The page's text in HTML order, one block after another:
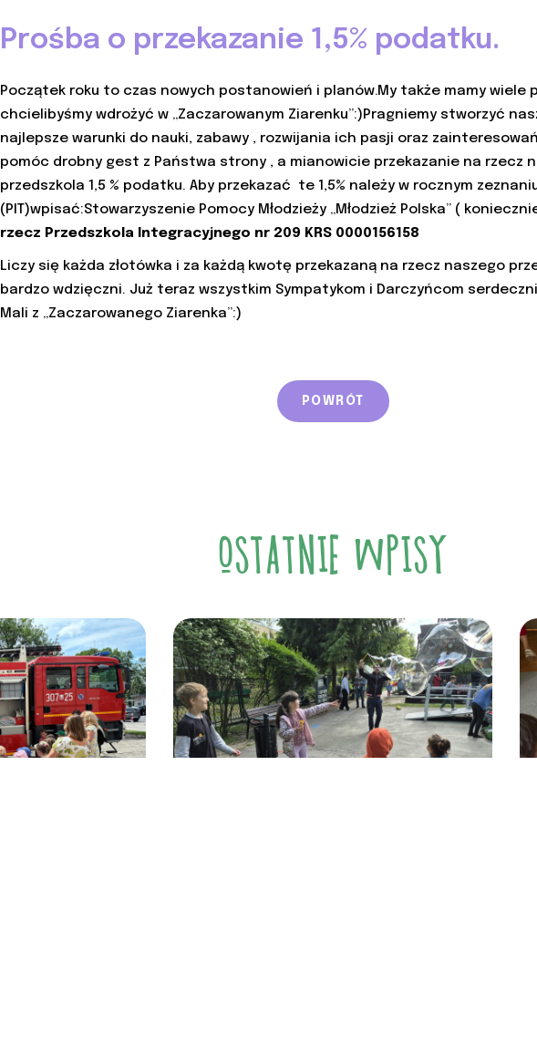
Prośba o przekazanie 1,5% podatku.
Początek roku to czas nowych postanowień i planów.My także mamy wiele
chcielibyśmy wdrożyć w „Zaczarowanym Ziarenku”:)Pragniemy stworzyć
najlepsze warunki do nauki, zabawy , rozwijania ich pasji oraz
pomóc drobny gest z Państwa strony , a mianowicie przekazanie na rzecz
przedszkola 1,5 % podatku. Aby przekazać te 1,5% należy w rocznym
(PIT)wpisać:Stowarzyszenie Pomocy Młodzieży „Młodzież Polska” (
rzecz Przedszkola Integracyjnego nr 209 KRS 0000156158
Liczy się każda złotówka i za każdą kwotę przekazaną na rzecz naszego
bardzo wdzięczni. Już teraz wszystkim Sympatykom i Darczyńcom
Mali z „Zaczarowanego Ziarenka”:)
POWRÓT
OSTATNIE WPISY